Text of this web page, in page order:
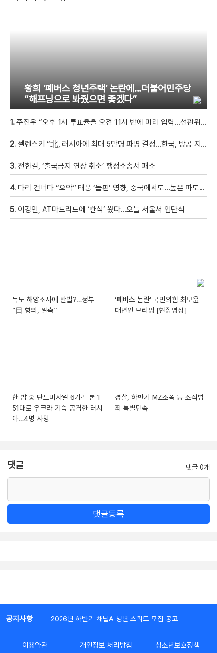
황희 ‘폐버스 청년주택’ 논란에…더불어민주당
“해프닝으로 봐줬으면 좋겠다”
1. 주진우 “오후 1시 투표율을 오전 11시 반에 미리 입력…선관위 ‘타임머신 조작‘” [현장영상]
2. 젤렌스키 “北, 러시아에 최대 5만명 파병 결정…한국, 방공 지원해달라”
3. 전한길, ‘출국금지 연장 취소’ 행정소송서 패소
4. 다리 건너다 “으악” 태풍 ‘돌핀’ 영향, 중국에서도…높은 파도에 휩쓸려 9세 아이 실종 [현장영상]
5. 이강인, AT마드리드에 ‘한식’ 쐈다…오늘 서울서 입단식
독도 해양조사에 반발?…정부
“日 항의, 일축”
‘폐버스 논란’ 국민의힘 최보윤
대변인 브리핑 [현장영상]
한 밤 중 탄도미사일 6기·드론 1
51대로 우크라 기습 공격한 러시
아…4명 사망
경찰, 하반기 MZ조폭 등 조직범
죄 특별단속
댓글 댓글 0개
댓글등록
공지사항 2026년 하반기 채널A 청년 스쿼드 모집 공고
이용약관 개인정보 처리방침 청소년보호정책